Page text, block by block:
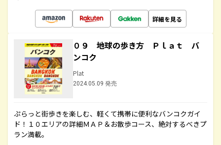
詳細を見る
０９ 地球の歩き方 Ｐｌａｔ バ
ンコク
Plat
2024.05.09 発売
ぷらっと街歩きを楽しむ、軽くて携帯に便利なバンコクガイ
ド！１０エリアの詳細ＭＡＰ＆お散歩コース、絶対するべきプ
ラン満載。